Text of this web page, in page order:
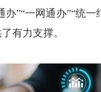
”“一网通办”“统
有力支撑。